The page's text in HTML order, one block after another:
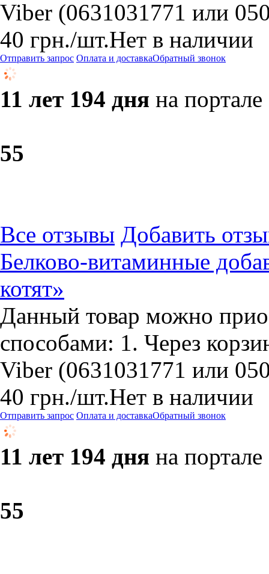
Viber (0631031771 или
40 грн./шт.Нет в наличии
Отправить запрос Оплата и доставкаОбратный звонок
11 лет 194 дня на портале
55
Все отзывы Добавить
Белково-витаминные
котят»
Данный товар можно
способами: 1. Через
Viber (0631031771 или
40 грн./шт.Нет в наличии
Отправить запрос Оплата и доставкаОбратный звонок
11 лет 194 дня на портале
55